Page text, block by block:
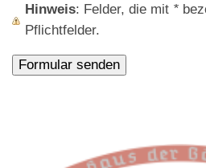
Hinweis : Felder, die mit *
Pflichtfelder.